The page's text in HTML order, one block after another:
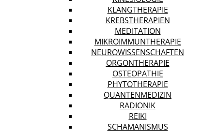
KLANGTHERAPIE
KREBSTHERAPIEN
MEDITATION
MIKROIMMUNTHERAPIE
NEUROWISSENSCHAFTEN
ORGONTHERAPIE
OSTEOPATHIE
PHYTOTHERAPIE
QUANTENMEDIZIN
RADIONIK
REIKI
SCHAMANISMUS